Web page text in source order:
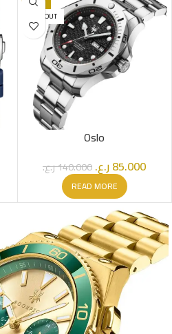
SOLD OUT
Oslo
140.000ر.ع. 85.000ر.ع.
READ MORE